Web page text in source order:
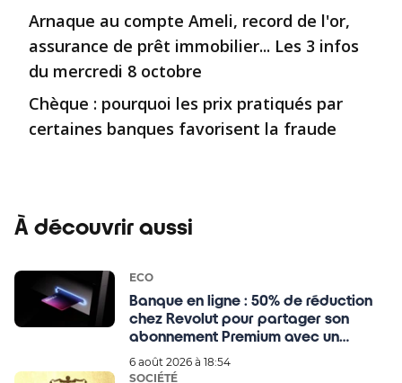
Arnaque au compte Ameli, record de l'or,
assurance de prêt immobilier... Les 3 infos
du mercredi 8 octobre
Chèque : pourquoi les prix pratiqués par
certaines banques favorisent la fraude
À découvrir aussi
ECO
Banque en ligne : 50% de réduction
chez Revolut pour partager son
abonnement Premium avec un
proche
6 août 2026 à 18:54
SOCIÉTÉ